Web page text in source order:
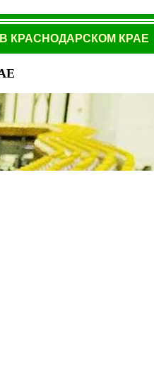
КРАСНОДАРСКОМ КРАЕ